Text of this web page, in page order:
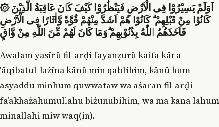
۞ اَوَلَمْ يَسِيْرُوْا فِى الْاَرْضِ فَيَنْظُرُوْا كَيْفَ كَانَ عَاقِبَةُ الَّذِيْنَ
كَانُوْا مِنْ قَبْلِهِمْ ۗ كَانُوْا هُمْ اَشَدَّ مِنْهُمْ قُوَّةً وَّاٰثَارًا فِى الْاَرْضِ
فَاَخَذَهُمُ اللّٰهُ بِذُنُوْبِهِمْ ۗوَمَا كَانَ لَهُمْ مِّنَ اللّٰهِ مِنْ وَّاقٍ
Awalam yasīrū fil-arḍi fayanẓurū kaifa kāna
‘āqibatul-lażīna kānū min qablihim, kānū hum
asyaddu minhum quwwataw wa āṡāran fil-arḍi
fa’akhażahumullāhu biżunūbihim, wa mā kāna lahum
minallāhi miw wāq(in).